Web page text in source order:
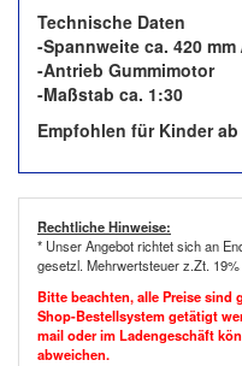
Technische Daten
-Spannweite ca. 420
-Antrieb Gummimotor
-Maßstab ca. 1:30
Empfohlen für Kinder
Rechtliche Hinweise:
* Unser Angebot richtet sich an
gesetzl. Mehrwertsteuer z.Zt.
Bitte beachten, alle Preise
Shop-Bestellsystem getätigt
mail oder im Ladengeschäft
abweichen.